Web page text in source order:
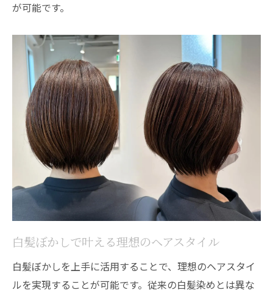
が可能です。
白髪ぼかしで叶える理想のヘアスタイル
白髪ぼかしを上手に活用することで、理想のヘアスタイ
ルを実現することが可能です。従来の白髪染めとは異な